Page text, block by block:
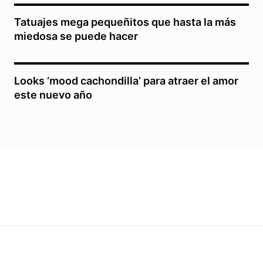
Tatuajes mega pequeñitos que hasta la más
miedosa se puede hacer
Looks ‘mood cachondilla’ para atraer el amor
este nuevo año